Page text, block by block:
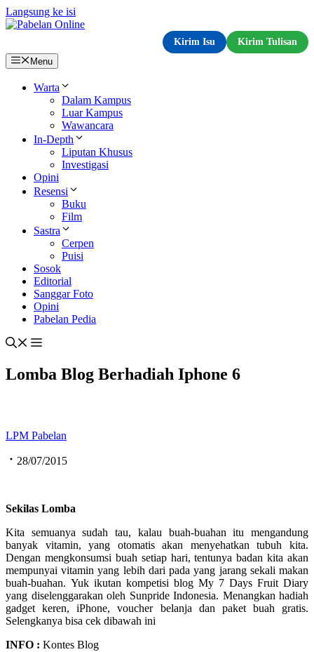
Langsung ke isi
Kirim Isu
Kirim Tulisan
Menu
Warta
Dalam Kampus
Luar Kampus
Wawancara
In-Depth
Liputan Khusus
Investigasi
Opini
Resensi
Buku
Film
Sastra
Cerpen
Puisi
Sosok
Editorial
Sanggar Foto
Opini
Pabelan Pedia
Lomba Blog Berhadiah Iphone 6
LPM Pabelan
28/07/2015
Sekilas Lomba
Kita semuanya sudah tau, kalau buah-buahan itu mengandung
banyak vitamin, yang otomatis akan menyehatkan tubuh kita.
Dengan mengkonsumsi buah setiap hari, tentunya badan kita akan
mempunyai vitamin yang lebih dari pada yang jarang sekali makan
buah-buahan. Yuk ikutan kompetisi blog My 7 Days Fruit Diary
yang diselenggarakan oleh Sunpride Indonesia. Menangkan hadiah
gadget keren, iPhone, voucher belanja dan paket buah gratis.
Selengkanya bisa cek dibawah ini
INFO : Kontes Blog